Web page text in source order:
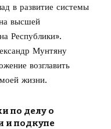
в развитие системы
высшей
Республики».
Мунтяну
возглавить
жизни.
по делу о
и подкупе